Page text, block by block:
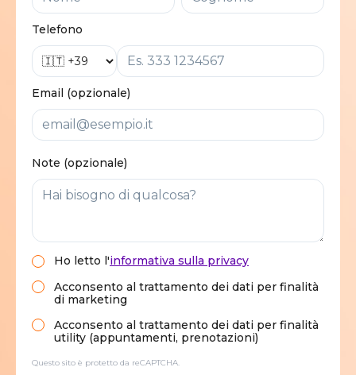
Telefono
Email (opzionale)
Note (opzionale)
Ho letto l'informativa sulla privacy
Acconsento al trattamento dei dati per finalità
di marketing
Acconsento al trattamento dei dati per finalità
utility (appuntamenti, prenotazioni)
Questo sito è protetto da reCAPTCHA.